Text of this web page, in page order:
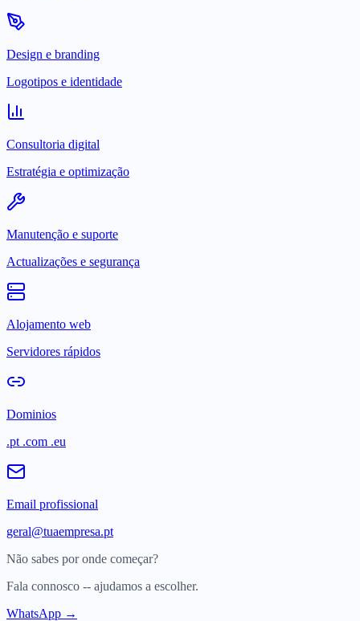
Design e branding
Logotipos e identidade
Consultoria digital
Estratégia e optimização
Manutenção e suporte
Actualizações e segurança
Alojamento web
Servidores rápidos
Dominios
.pt .com .eu
Email profissional
geral@tuaempresa.pt
Não sabes por onde começar?
Fala connosco -- ajudamos a escolher.
WhatsApp →